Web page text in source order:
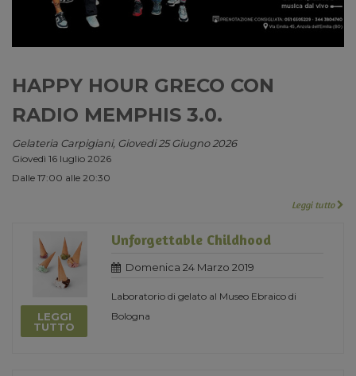
HAPPY HOUR GRECO CON
RADIO MEMPHIS 3.0.
Gelateria Carpigiani, Giovedi 25 Giugno 2026
Giovedì 16 luglio 2026
Dalle 17:00 alle 20:30
Leggi tutto
LEGGI
TUTTO
Unforgettable Childhood
Domenica 24 Marzo 2019
Laboratorio di gelato al Museo Ebraico di
Bologna